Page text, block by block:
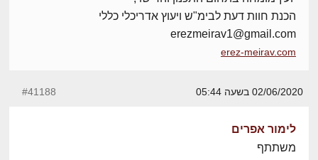
הכנת חוות דעת לבימ"ש ויעוץ אדריכלי כללי
erezmeirav1@gmail.com
erez-meirav.com
02/06/2020 בשעה 05:44 #41188
לימור אפרים
משתתף